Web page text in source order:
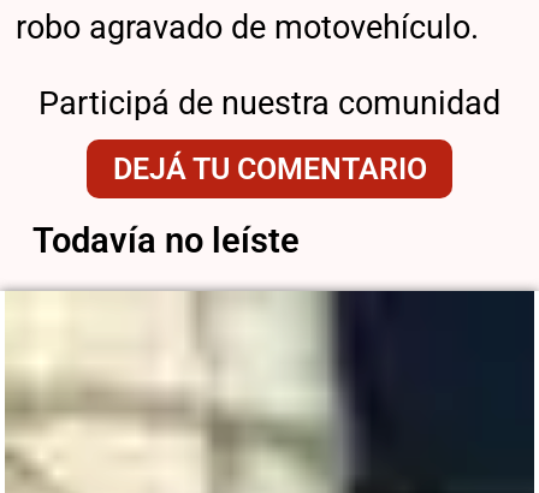
robo agravado de motovehículo.
Participá de nuestra comunidad
DEJÁ TU COMENTARIO
Todavía no leíste